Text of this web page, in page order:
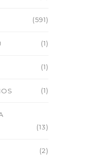
(591)
(1)
(1)
(1)
(13)
(2)